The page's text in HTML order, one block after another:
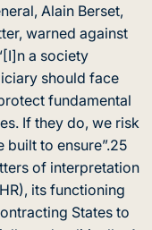
Alain Berset,
warned against
a society
should face
fundamental
If they do, we risk
to ensure”.25
of interpretation
its functioning
States to